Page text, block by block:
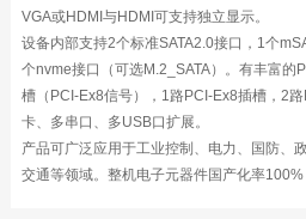
VGA或HDMI与HDMI可支持独立显示。
设备内部支持2个标准SATA2.0接口，1个
个nvme接口（可选M.2_SATA）。有丰富的
槽（PCI-Ex8信号），1路PCI-Ex8插槽，2
卡、多串口、多USB口扩展。
产品可广泛应用于工业控制、电力、国防、
交通等领域。整机电子元器件国产化率100%